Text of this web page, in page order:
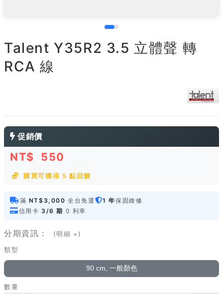
Talent Y35R2 3.5 立體聲 轉
RCA 線
促銷價
NT$ 550
購買可獲得 5 點回饋
滿 NT$3,000 全台免運 1 年保固維修
信用卡 3/6 期 0 利率
分期資訊： (明細 )
類型
90 cm, 一般顏色
數量